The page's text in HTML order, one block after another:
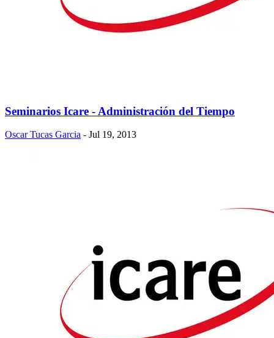
Seminarios Icare - Administración del Tiempo
Oscar Tucas Garcia - Jul 19, 2013